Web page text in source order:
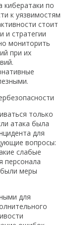
кибератаки по
к уязвимостям
стоит
и стратегии
мониторить
при их
только
атака была
для
вопросы:
слабые
персонала
меры
для